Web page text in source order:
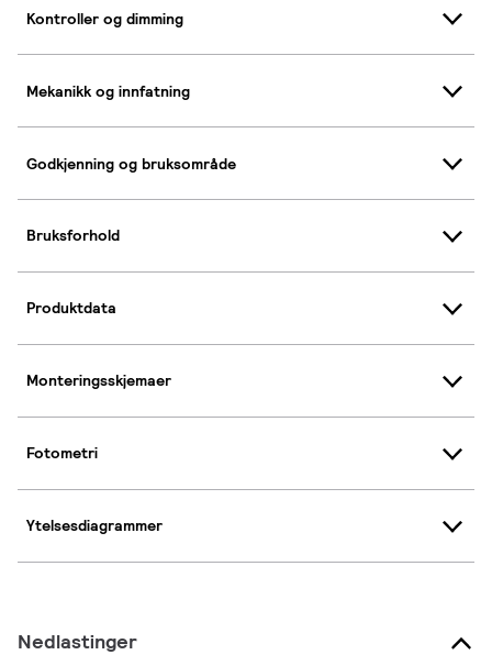
Kontroller og dimming
Mekanikk og innfatning
Godkjenning og bruksområde
Bruksforhold
Produktdata
Monteringsskjemaer
Fotometri
Ytelsesdiagrammer
Nedlastinger